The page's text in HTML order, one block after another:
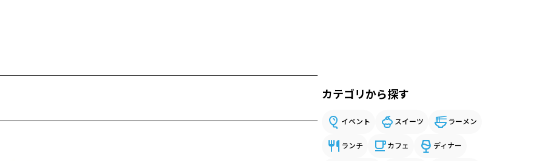
カテゴリから探す
イベント スイーツ ラーメン
ランチ カフェ ディナー